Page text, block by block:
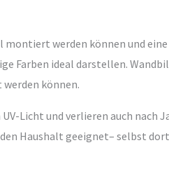
montiert werden können und
Farben ideal darstellen.
können.
Licht und verlieren auch nach
Haushalt geeignet– selbst